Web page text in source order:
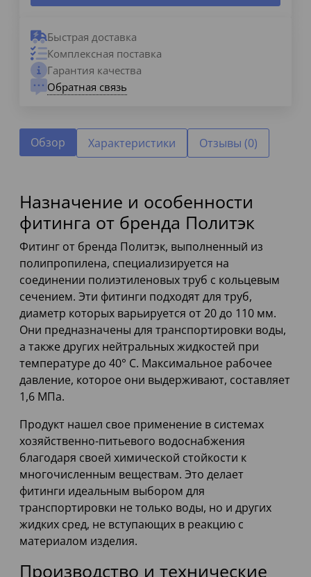
Быстрая доставка
Комплексная поставка
Гарантия качества
Обратная связь
Обзор Характеристики Отзывы (0)
Назначение и особенности
фитинга от бренда Политэк
Фитинг от бренда Политэк, выполненный из
полипропилена, специализируется на
соединении полиэтиленовых труб с кольцевым
сечением. Эти фитинги подходят для труб,
диаметр которых варьируется от 20 до 110 мм.
Они предназначены для транспортировки воды,
а также других нейтральных жидкостей при
температуре до 40° C. Максимальное рабочее
давление, которое они выдерживают, составляет
1,6 МПа.
Продукт нашел свое применение в системах
хозяйственно-питьевого водоснабжения
благодаря своей химической стойкости к
многочисленным веществам. Это делает
фитинги идеальным выбором для
транспортировки не только воды, но и других
жидких сред, не вступающих в реакцию с
материалом изделия.
Производство и технические